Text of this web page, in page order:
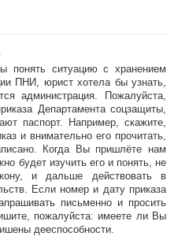
понять ситуацию с хранением
ПНИ, юрист хотела бы узнать,
администрация. Пожалуйста,
Департамента соцзащиты,
паспорт. Например, скажите,
и внимательно его прочитать,
Когда Вы пришлёте нам
будет изучить его и понять, не
и дальше действовать в
Если номер и дату приказа
письменно и просить
пожалуйста: имеете ли Вы
дееспособности.